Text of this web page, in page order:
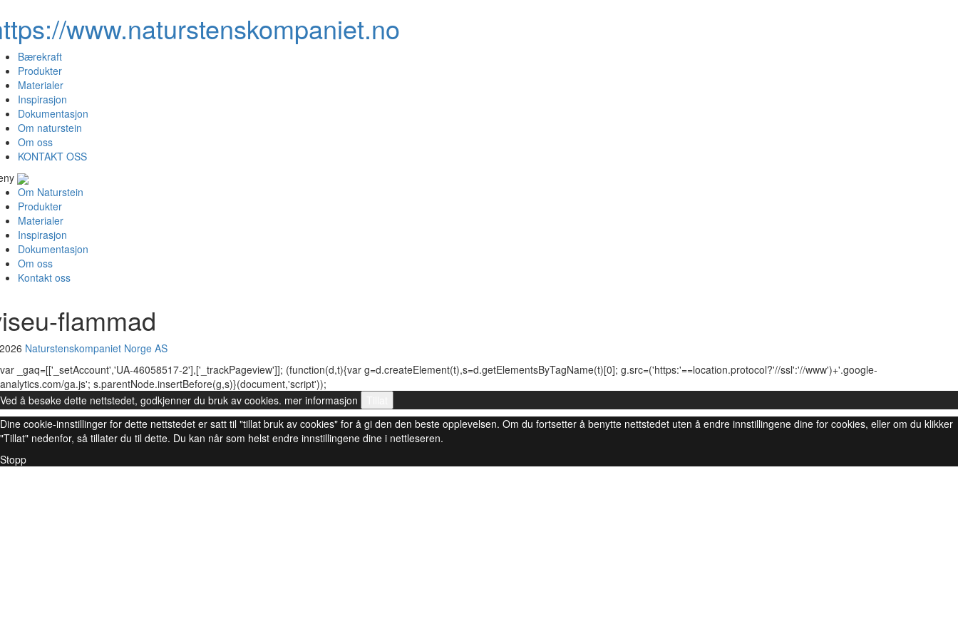
www.naturstenskompaniet.no
Bærekraft
Produkter
Materialer
Inspirasjon
Dokumentasjon
Om naturstein
Om oss
KONTAKT OSS
Om Naturstein
Produkter
Materialer
Inspirasjon
Dokumentasjon
Om oss
Kontakt oss
flammad
Naturstenskompaniet Norge AS
var _gaq=[['_setAccount','UA-46058517-2'],['_trackPageview']]; (function(d,t){var g=d.createElement(t),s=d.getElementsByTagName(t)[0]; g.src=('https:'==location.protocol?'//ssl':'//www')+'.google-
analytics.com/ga.js'; s.parentNode.insertBefore(g,s)}(document,'script'));
Ved å besøke dette nettstedet, godkjenner du bruk av cookies. mer informasjon
Dine cookie-innstillinger for dette nettstedet er satt til "tillat bruk av cookies" for å gi den den beste opplevelsen. Om du fortsetter å benytte nettstedet uten å endre innstillingene dine for cookies, eller om du klikker
"Tillat" nedenfor, så tillater du til dette. Du kan når som helst endre innstillingene dine i nettleseren.
Stopp